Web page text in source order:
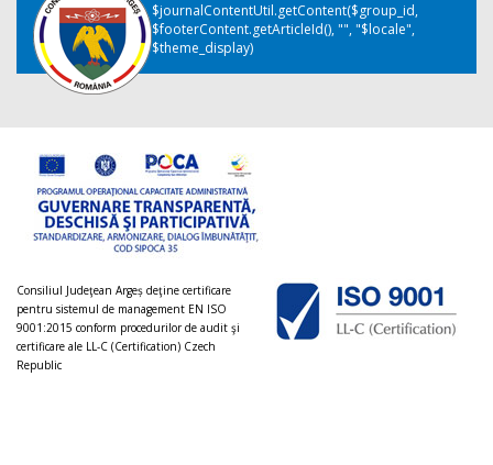
$journalContentUtil.getContent($group_id,
$footerContent.getArticleId(), "", "$locale",
$theme_display)
Consiliul Judeţean Argeș deţine certificare
pentru sistemul de management EN ISO
9001:2015 conform procedurilor de audit şi
certificare ale LL-C (Certification) Czech
Republic